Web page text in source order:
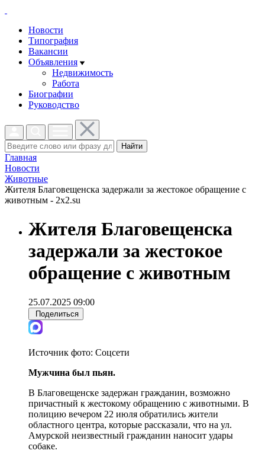
Новости
Типография
Вакансии
Объявления
Недвижимость
Работа
Биографии
Руководство
Найти
Главная
Новости
Животные
Жителя Благовещенска задержали за жестокое обращение с
животным - 2x2.su
Жителя Благовещенска
задержали за жестокое
обращение с животным
25.07.2025 09:00
Поделиться
Источник фото: Соцсети
Мужчина был пьян.
В Благовещенске задержан гражданин, возможно
причастный к жестокому обращению с животными. В
полицию вечером 22 июля обратились жители
областного центра, которые рассказали, что на ул.
Амурской неизвестный гражданин наносит удары
собаке.